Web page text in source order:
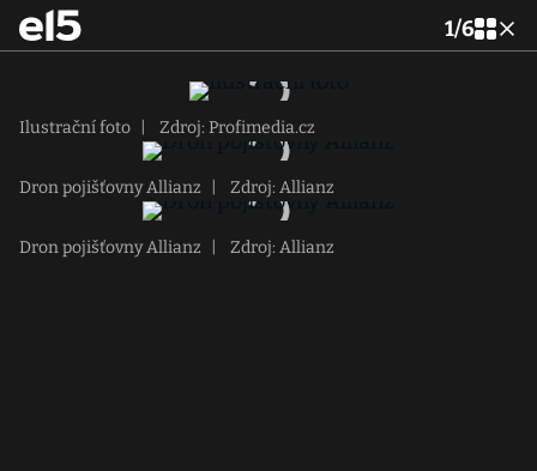
1/6
Ilustrační foto Zdroj: Profimedia.cz
Dron pojišťovny Allianz Zdroj: Allianz
Dron pojišťovny Allianz Zdroj: Allianz